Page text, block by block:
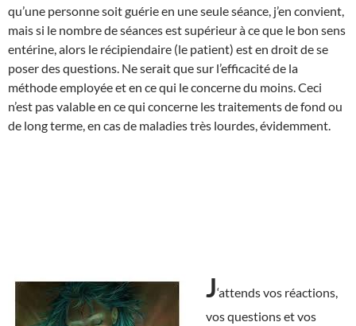
qu’une personne soit guérie en une seule séance, j’en convient,
mais si le nombre de séances est supérieur à ce que le bon sens
entérine, alors le récipiendaire (le patient) est en droit de se
poser des questions. Ne serait que sur l’efficacité de la
méthode employée et en ce qui le concerne du moins. Ceci
n’est pas valable en ce qui concerne les traitements de fond ou
de long terme, en cas de maladies très lourdes, évidemment.
J‘attends vos réactions,
vos questions et vos